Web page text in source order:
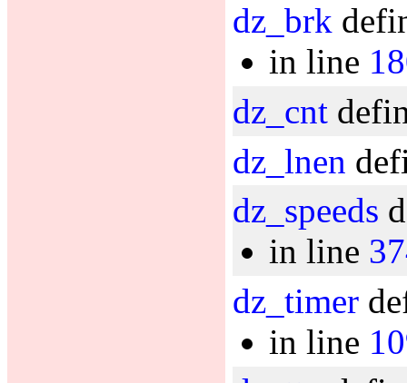
dz_brk
in line
dz_cnt
dz_lnen
dz_speeds
in line
dz_timer
in line